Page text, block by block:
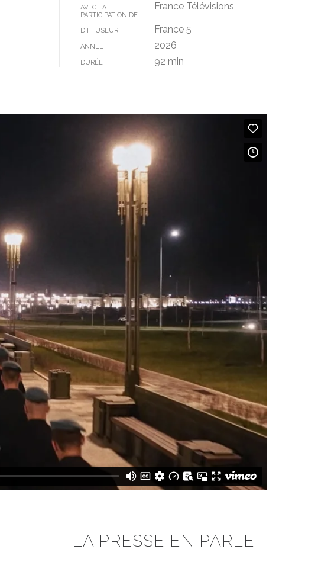
AVEC LA
PARTICIPATION DE
France Télévisions
DIFFUSEUR France 5
ANNÉE 2026
DURÉE 92 min
LA PRESSE EN PARLE